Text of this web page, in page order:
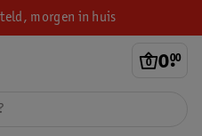
morgen in huis
0.
00